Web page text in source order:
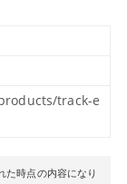
track-e
た時点の内容になり